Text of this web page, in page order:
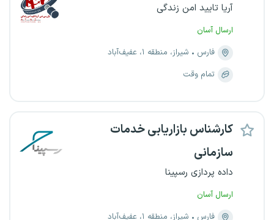
آریا تایید امن زندگی
ارسال آسان
فارس
شیراز، منطقه ۱، عفیف‌آباد
تمام وقت
کارشناس بازاریابی خدمات
سازمانی
داده پردازی رسپینا
ارسال آسان
فارس
شیراز، منطقه ۱، عفیف‌آباد